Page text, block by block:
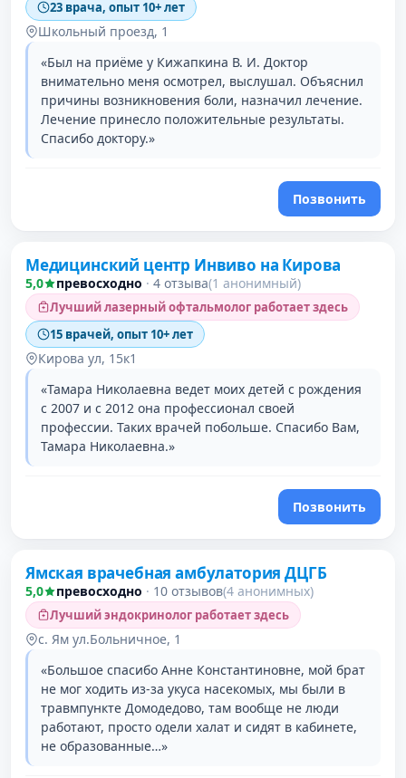
23 врача, опыт 10+ лет
Школьный проезд, 1
«Был на приёме у Кижапкина В. И. Доктор
внимательно меня осмотрел, выслушал. Объяснил
причины возникновения боли, назначил лечение.
Лечение принесло положительные результаты.
Спасибо доктору.»
Позвонить
Медицинский центр Инвиво на Кирова
5,0 превосходно · 4 отзыва(1 анонимный)
Лучший лазерный офтальмолог работает здесь
15 врачей, опыт 10+ лет
Кирова ул, 15к1
«Тамара Николаевна ведет моих детей с рождения
с 2007 и с 2012 она профессионал своей
профессии. Таких врачей побольше. Спасибо Вам,
Тамара Николаевна.»
Позвонить
Ямская врачебная амбулатория ДЦГБ
5,0 превосходно · 10 отзывов(4 анонимных)
Лучший эндокринолог работает здесь
с. Ям ул.Больничное, 1
«Большое спасибо Анне Константиновне, мой брат
не мог ходить из-за укуса насекомых, мы были в
травмпункте Домодедово, там вообще не люди
работают, просто одели халат и сидят в кабинете,
не образованные…»